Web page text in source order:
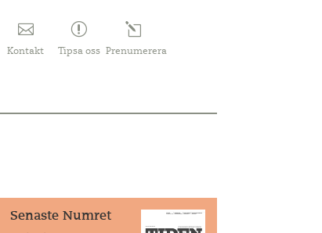
Kontakt Tipsa oss Prenumerera
Senaste Numret